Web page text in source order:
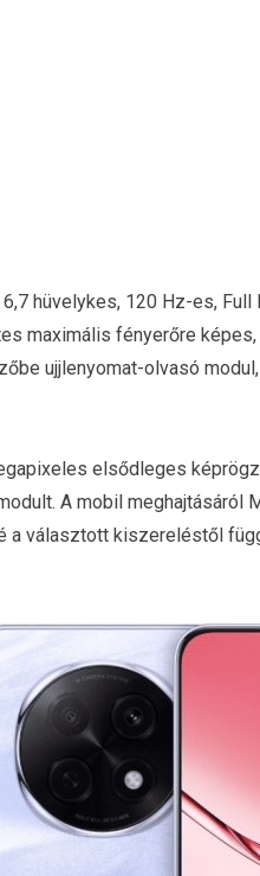
hüvelykes, 120 Hz-es,
maximális fényerőre
ujjlenyomat-olvasó
elsődleges
A mobil meghajtásáról
a választott kiszereléstől